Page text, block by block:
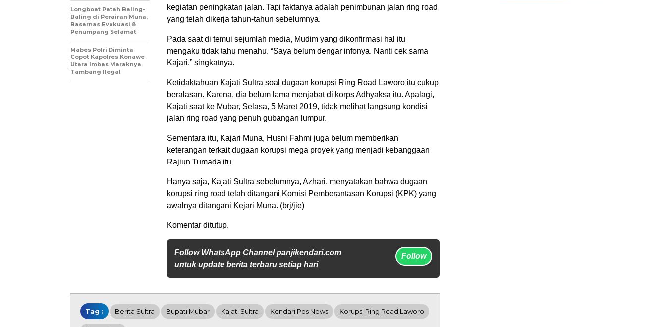
kegiatan peningkatan jalan. Tapi faktanya adalah penimbunan jalan ring road
yang telah dikerja tahun-tahun sebelumnya.
Pada saat di temui sejumlah media, Mudim yang dikonfirmasi hal itu
mengaku tidak tahu menahu. “Saya belum dengar infonya. Nanti cek sama
Kajari,” singkatnya.
Ketidaktahuan Kajati Sultra soal dugaan korupsi Ring Road Laworo itu cukup
beralasan. Karena, dia belum lama menjabat di korps Adhyaksa itu. Apalagi,
Kajati saat ke Mubar, Selasa, 5 Maret 2019, tidak melihat langsung kondisi
jalan ring road yang penuh gubangan lumpur.
Sementara itu, Kajari Muna, Husni Fahmi juga belum memberikan
keterangan terkait dugaan korupsi mega proyek yang menjadi kebanggaan
Rajiun Tumada itu.
Hanya saja, Kajati Sultra sebelumnya, Azhari, menyatakan bahwa dugaan
korupsi ring road telah ditangani Komisi Pemberantasan Korupsi (KPK) yang
awalnya ditangani Kejari Muna. (brj/jie)
Komentar ditutup.
Follow WhatsApp Channel panjikendari.com
untuk update berita terbaru setiap hari
Follow
Longboat Patah Baling-
Baling di Perairan Muna,
Basarnas Evakuasi 8
Penumpang Selamat
Mabes Polri Diminta
Copot Kapolres Konawe
Utara Imbas Maraknya
Tambang Ilegal
Tag : Berita Sultra Bupati Mubar Kajati Sultra Kendari Pos News Korupsi Ring Road Laworo